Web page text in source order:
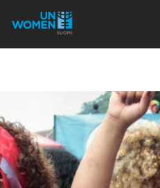
Mitä teemme
Ajankohtaista
Tietoa meistä